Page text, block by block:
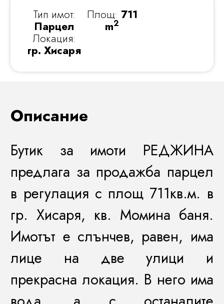
Тип имот:
Парцел
Локация:
гр. Хисаря
Площ: 711
m2
Описание
Бутик за имоти РЕДЖИНА
предлага за продажба парцел
в регулация с площ 711кв.м. в
гр. Хисаря, кв. Момина баня.
Имотът е слънчев, равен, има
лице на две улици и
прекрасна локация. В него има